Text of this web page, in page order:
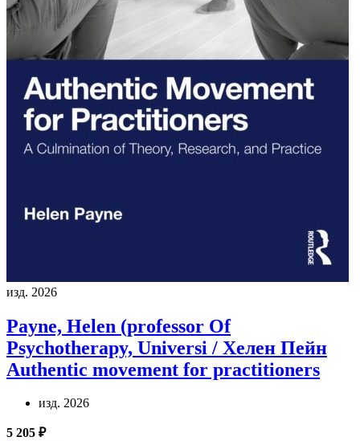
изд. 2026
Payne, Helen (professor Of
Psychotherapy, Universi / Хелен Пейн
Authentic movement for practitioners
изд. 2026
5 205 ₽